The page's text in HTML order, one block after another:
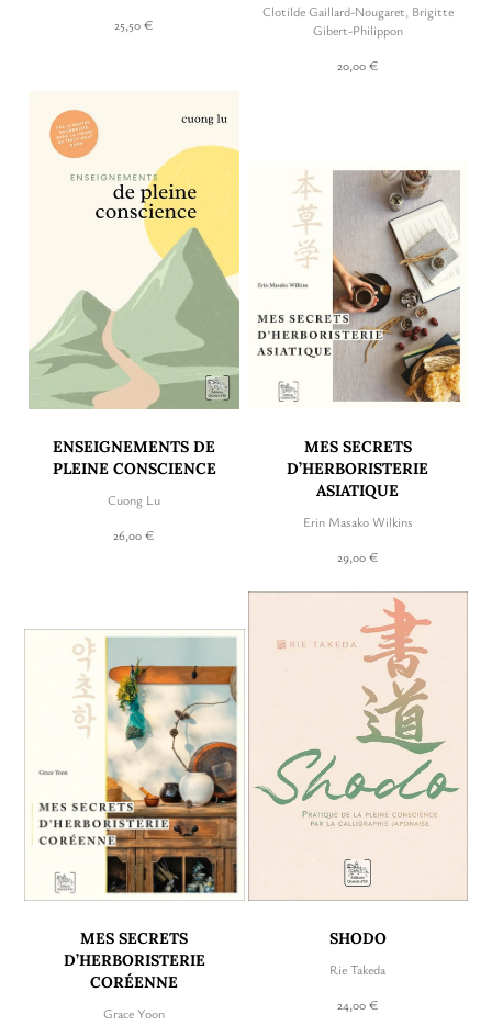
25,50 €
Clotilde Gaillard-Nougaret, Brigitte
Gibert-Philippon
20,00 €
ENSEIGNEMENTS DE
PLEINE CONSCIENCE
Cuong Lu
26,00 €
MES SECRETS
D’HERBORISTERIE
ASIATIQUE
Erin Masako Wilkins
29,00 €
MES SECRETS
D’HERBORISTERIE
CORÉENNE
Grace Yoon
SHODO
Rie Takeda
24,00 €